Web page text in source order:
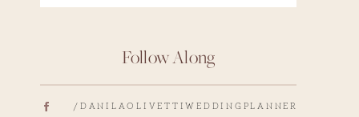
/DANILAOLIVETTIWEDDINGPLANNER
Follow Along